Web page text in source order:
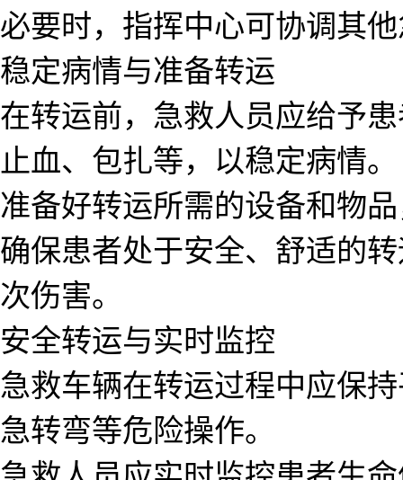
必要时，指挥中心可协调其
稳定病情与准备转运
在转运前，急救人员应给予
止血、包扎等，以稳定病情。
准备好转运所需的设备和物
确保患者处于安全、舒适的
次伤害。
安全转运与实时监控
急救车辆在转运过程中应保
急转弯等危险操作。